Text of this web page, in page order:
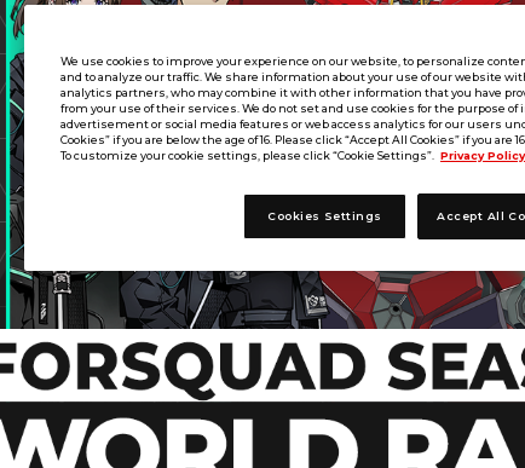
We use cookies to improve your experience on our website, to personalize
and to analyze our traffic. We share information about your use of our website
analytics partners, who may combine it with other information that you have
from your use of their services. We do not set and use cookies for the purpose
advertisement or social media features or web access analytics for our users
Cookies” if you are below the age of 16. Please click “Accept All Cookies” if you are
To customize your cookie settings, please click “Cookie Settings”.
Privacy Policy
Cookies Settings Accept All